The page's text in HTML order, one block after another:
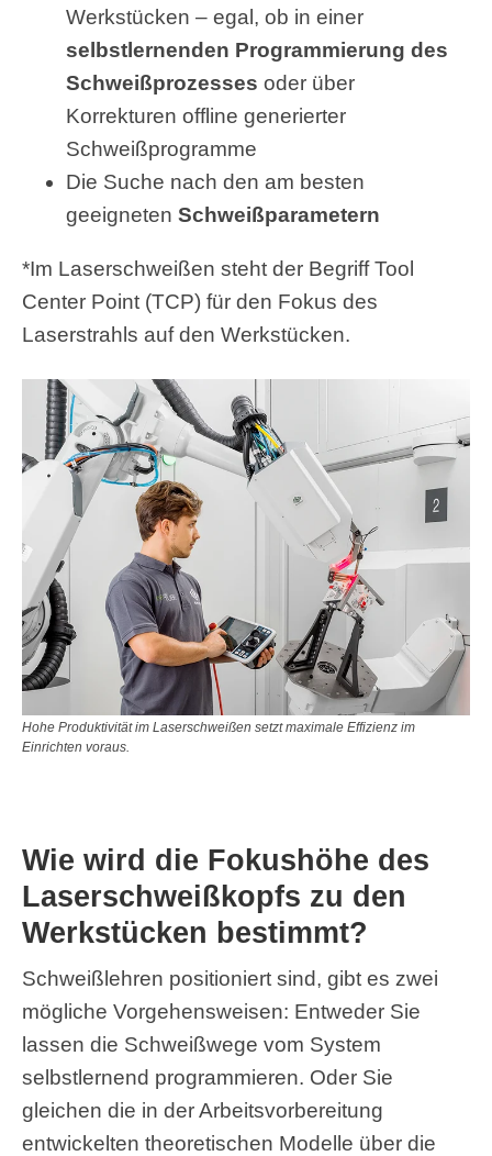
Werkstücken – egal, ob in einer
selbstlernenden Programmierung des
Schweißprozesses oder über
Korrekturen offline generierter
Schweißprogramme
Die Suche nach den am besten
geeigneten Schweißparametern
*Im Laserschweißen steht der Begriff Tool
Center Point (TCP) für den Fokus des
Laserstrahls auf den Werkstücken.
Hohe Produktivität im Laserschweißen setzt maximale Effizienz im
Einrichten voraus.
Wie wird die Fokushöhe des
Laserschweißkopfs zu den
Werkstücken bestimmt?
Schweißlehren positioniert sind, gibt es zwei
mögliche Vorgehensweisen: Entweder Sie
lassen die Schweißwege vom System
selbstlernend programmieren. Oder Sie
gleichen die in der Arbeitsvorbereitung
entwickelten theoretischen Modelle über die